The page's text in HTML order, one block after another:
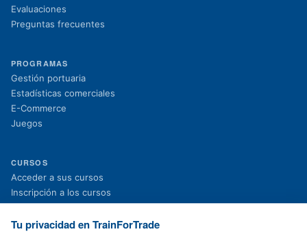
Evaluaciones
Preguntas frecuentes
PROGRAMAS
Gestión portuaria
Estadísticas comerciales
E-Commerce
Juegos
CURSOS
Acceder a sus cursos
Inscripción a los cursos
Proyectos en curso
Proyectos finalizados
Tu privacidad en TrainForTrade